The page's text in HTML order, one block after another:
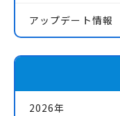
アップデート情報
2026年